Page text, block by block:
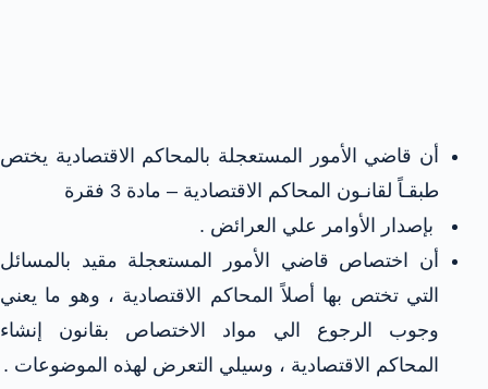
أن قاضي الأمور المستعجلة بالمحاكم الاقتصادية يختص
طبقـاً لقانـون المحاكم الاقتصادية – مادة 3 فقرة
بإصدار الأوامر علي العرائض .
أن اختصاص قاضي الأمور المستعجلة مقيد بالمسائل
التي تختص بها أصلاً المحاكم الاقتصادية ، وهو ما يعني
وجوب الرجوع الي مواد الاختصاص بقانون إنشاء
المحاكم الاقتصادية ، وسيلي التعرض لهذه الموضوعات .